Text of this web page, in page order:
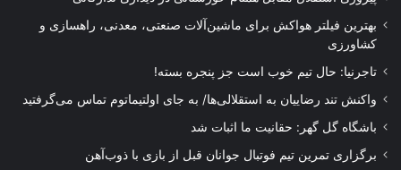
بهترین فیلتر هواکش برای ماشین‌آلات صنعتی، معدنی، راهسازی و
کشاورزی
تاجرنیا: حال تیم خوب است جز پنجره بسته!
واکنش تند رضاییان به استقلالی‌ها/ به جای اولتیماتوم تماس می‌گرفتید
باشگاه گل گهر: حقانیت ما اثبات شد
برگزاری تمرین تیم فوتبال جوانان قبل از بازی با ذوب‌آهن